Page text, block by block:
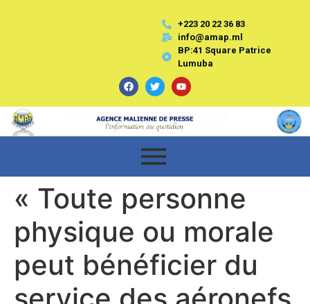
+223 20 22 36 83
info@amap.ml
BP:41 Square Patrice
Lumuba
« Toute personne
physique ou morale
peut bénéficier du